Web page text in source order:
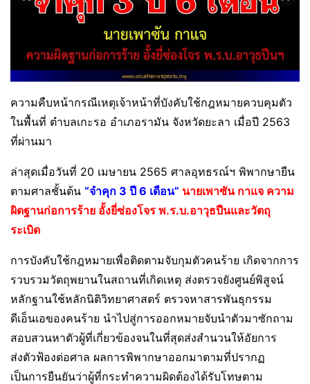
ความคืบหน้ากรณีเหตุเจ้าหน้าที่บังคับใช้กฎหมายควบคุมตัว
ในพื้นที่ ตำบลเกะรอ อำเภอรามัน จังหวัดยะลา เมื่อปี 2563
ที่ผ่านมา
ล่าสุดเมื่อวันที่ 20 เมษายน 2565 ศาลอุทธรณ์ฯ พิพากษายืน
ตามศาลชั้นต้น “จำคุก 3 ปี 6 เดือน” นายเพาซัน กาแจ ความ
ผิดฐานก่อการร้าย อั้งยี่ซ่องโจร พ.ร.บ.อาวุธปืนและวัตถุ
ระเบิด
การบังคับใช้กฎหมายเพื่อติดตามจับกุมตัวคนร้าย เกิดจากการ
รวบรวมวัตถุพยานในสถานที่เกิดเหตุ ส่งตรวจยังศูนย์พิสูจน์
หลักฐานใช้หลักนิติวิทยาศาสตร์ ตรวจหาสารพันธุกรรม
ดีเอ็นเอของคนร้าย นำไปสู่การออกหมายจับนำตัวมาซักถาม
สอบสวนหาตัวผู้ที่เกี่ยวข้องจนในที่สุดส่งสำนวนให้อัยการ
ส่งตัวฟ้องต่อศาล ผลการพิพากษาออกมาตามที่ปรากฏ
เป็นการยืนยันว่าผู้ที่กระทำความผิดต้องได้รับโทษตาม